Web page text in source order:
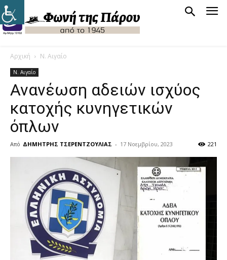
Αρχική Ν. Αιγαίο
Ν. Αιγαίο
Ανανέωση αδειών ισχύος
κατοχής κυνηγετικών
όπλων
Από ΔΗΜΗΤΡΗΣ ΤΣΕΡΕΝΤΖΟΥΛΙΑΣ - 17 Νοεμβρίου, 2023 221